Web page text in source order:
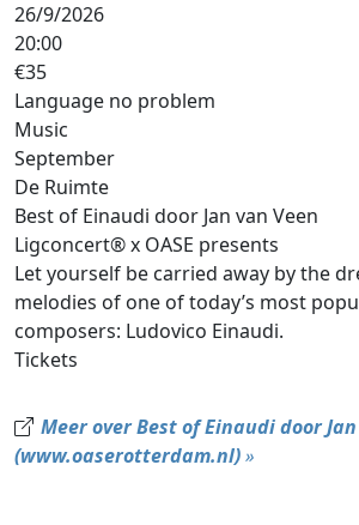
26/9/2026
20:00
€35
Language no problem
Music
September
De Ruimte
Best of Einaudi door Jan van Veen
Ligconcert® x OASE presents
Let yourself be carried away by the
melodies of one of today’s most
composers: Ludovico Einaudi.
Tickets
Meer over Best of Einaudi door
(www.oaserotterdam.nl)»